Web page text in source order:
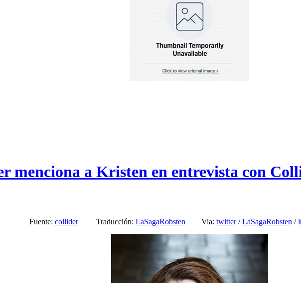
menciona a Kristen en entrevista con
Fuente: colliderTraducción: LaSagaRobsten Via: twitter/LaSagaRobsten /